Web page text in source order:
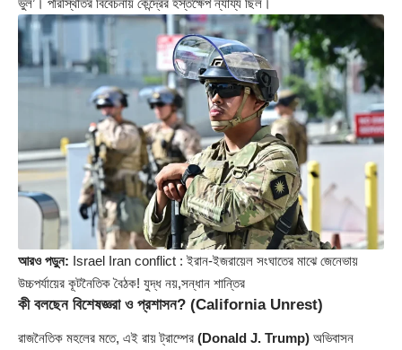
আরও পড়ুন: Israel Iran conflict : ইরান-ইজরায়েল সংঘাতের মাঝে জেনেভায়
উচ্চপর্যায়ের কূটনৈতিক বৈঠক! যুদ্ধ নয়,সন্ধান শান্তির
কী বলছেন বিশেষজ্ঞরা ও প্রশাসন? (California Unrest)
রাজনৈতিক মহলের মতে, এই রায় ট্রাম্পের (Donald J. Trump) অভিবাসন